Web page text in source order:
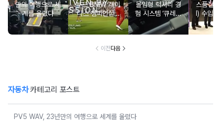
만의 여행으로 세
계를 울렸다
무드 BMW 레이
디스 챔피언십…
국내 유일 ‘드림
매치’ 성사되며 얼
개시
몰입형 럭셔리 경
험 시스템 ‘큐레이
션 엔진’ 공개
스품질
I) 수입
2년·수입
차 6년
이전다음
자동차카테고리 포스트
PV5 WAV, 23년만의 여행으로 세계를 울렸다